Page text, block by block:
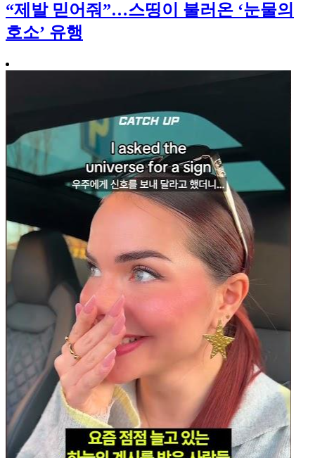
“제발 믿어줘”…스띵이 불러온 ‘눈물의
호소’ 유행